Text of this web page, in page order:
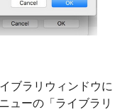
ブラリウィンドウに
ューの「ライブラリ